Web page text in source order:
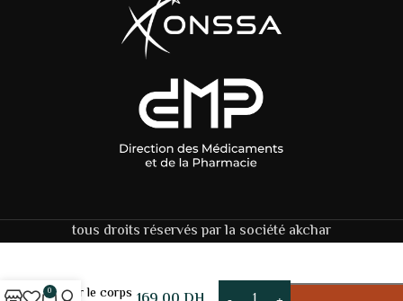
tous droits réservés par la société akchar
Snowbloom –
pour le corps
0